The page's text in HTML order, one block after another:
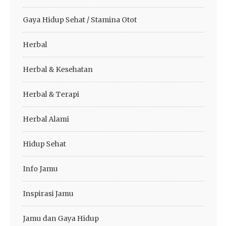
Gaya Hidup Sehat / Stamina Otot
Herbal
Herbal & Kesehatan
Herbal & Terapi
Herbal Alami
Hidup Sehat
Info Jamu
Inspirasi Jamu
Jamu dan Gaya Hidup